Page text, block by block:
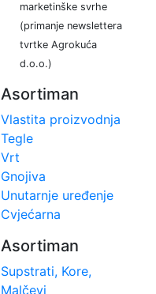
marketinške svrhe
(primanje newslettera
tvrtke Agrokuća
d.o.o.)
Asortiman
Vlastita proizvodnja
Tegle
Vrt
Gnojiva
Unutarnje uređenje
Cvjećarna
Asortiman
Supstrati, Kore,
Malčevi